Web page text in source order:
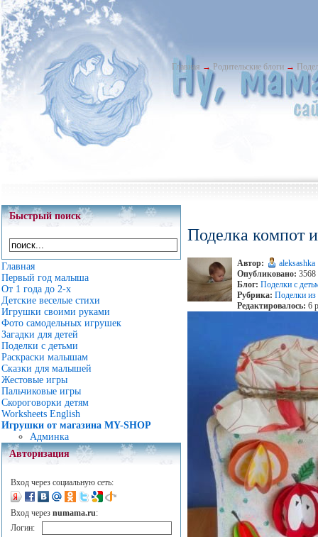
Главная → Родительские блоги →
Быстрый поиск
Главная
Первый год малыша
От 1 года до 2-х
Детские веселые стихи
Игрушки своими руками
Фото самодельных игрушек
Загадки для детей
Поделки с детьми
Раскраски малышам
Сказки для малышей
Жестовые игры
Пальчиковые игры
Скороговорки детям
Worksheets English
Игрушки от магазина MY-SHOP
Админка
Авторизация
Вход через социальную сеть:
Вход через numama.ru:
Логин:
Поделка компот
Автор:
aleksashka
Опубликовано: 3568
Блог: Поделки с
Рубрика: Поделки из
Редактировалось: 6